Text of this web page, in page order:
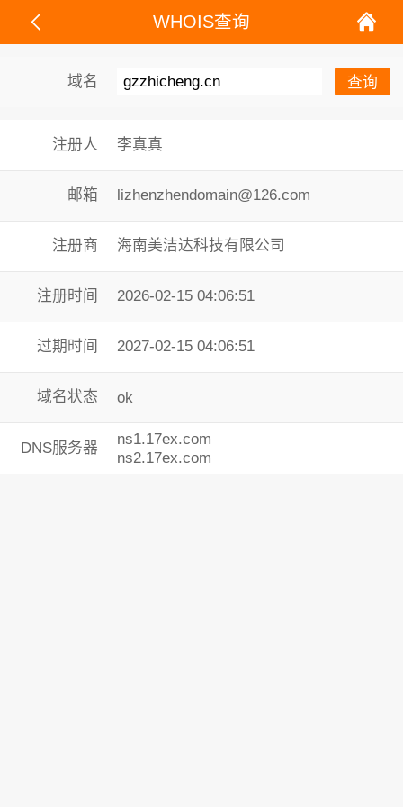
WHOIS查询
域名
注册人 李真真
邮箱 lizhenzhendomain@126.com
注册商 海南美洁达科技有限公司
注册时间 2026-02-15 04:06:51
过期时间 2027-02-15 04:06:51
域名状态 ok
DNS服务器
ns1.17ex.com
ns2.17ex.com